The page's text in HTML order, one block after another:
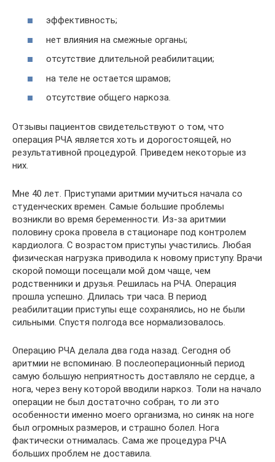
эффективность;
нет влияния на смежные органы;
отсутствие длительной реабилитации;
на теле не остается шрамов;
отсутствие общего наркоза.
Отзывы пациентов свидетельствуют о том, что
операция РЧА является хоть и дорогостоящей, но
результативной процедурой. Приведем некоторые из
них.
Мне 40 лет. Приступами аритмии мучиться начала со
студенческих времен. Самые большие проблемы
возникли во время беременности. Из-за аритмии
половину срока провела в стационаре под контролем
кардиолога. С возрастом приступы участились. Любая
физическая нагрузка приводила к новому приступу. Врачи
скорой помощи посещали мой дом чаще, чем
родственники и друзья. Решилась на РЧА. Операция
прошла успешно. Длилась три часа. В период
реабилитации приступы еще сохранялись, но не были
сильными. Спустя полгода все нормализовалось.
Операцию РЧА делала два года назад. Сегодня об
аритмии не вспоминаю. В послеоперационный период
самую большую неприятность доставляло не сердце, а
нога, через вену которой вводили наркоз. Толи на начало
операции не был достаточно собран, то ли это
особенности именно моего организма, но синяк на ноге
был огромных размеров, и страшно болел. Нога
фактически отнималась. Сама же процедура РЧА
больших проблем не доставила.